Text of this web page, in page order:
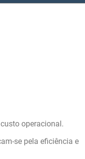
operacional.
se pela eficiência e